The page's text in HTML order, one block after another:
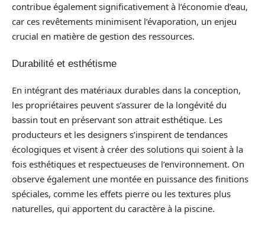
contribue également significativement à l’économie d’eau,
car ces revêtements minimisent l’évaporation, un enjeu
crucial en matière de gestion des ressources.
Durabilité et esthétisme
En intégrant des matériaux durables dans la conception,
les propriétaires peuvent s’assurer de la longévité du
bassin tout en préservant son attrait esthétique. Les
producteurs et les designers s’inspirent de tendances
écologiques et visent à créer des solutions qui soient à la
fois esthétiques et respectueuses de l’environnement. On
observe également une montée en puissance des finitions
spéciales, comme les effets pierre ou les textures plus
naturelles, qui apportent du caractère à la piscine.